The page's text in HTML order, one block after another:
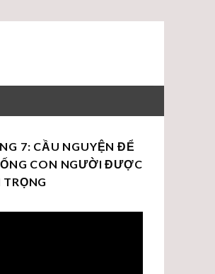
7: CẦU NGUYỆN ĐỂ
CON NGƯỜI ĐƯỢC
TRỌNG